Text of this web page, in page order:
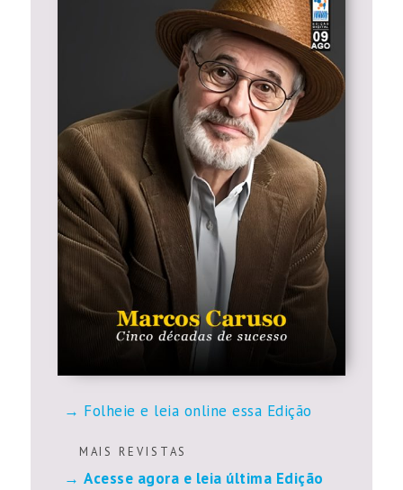
Folheie e leia online essa Edição
M A I S R E V I S T A S
Acesse agora e leia última Edição